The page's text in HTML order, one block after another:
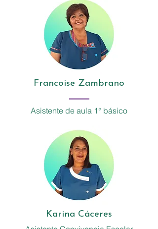
Francoise Zambrano
Asistente de aula 1° básico
Karina Cáceres